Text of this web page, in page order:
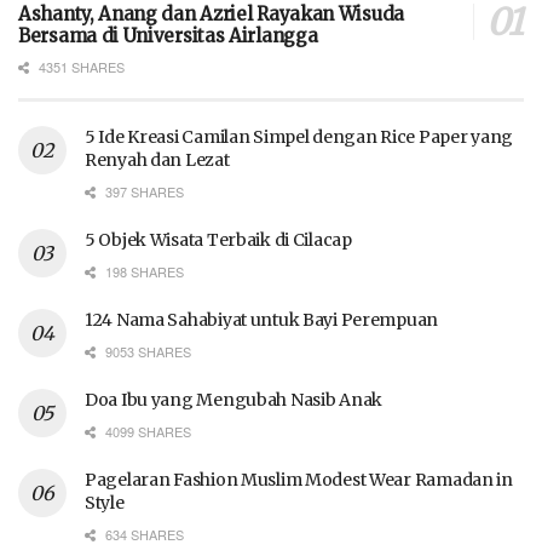
Ashanty, Anang dan Azriel Rayakan Wisuda
Bersama di Universitas Airlangga
4351 SHARES
5 Ide Kreasi Camilan Simpel dengan Rice Paper yang
Renyah dan Lezat
397 SHARES
5 Objek Wisata Terbaik di Cilacap
198 SHARES
124 Nama Sahabiyat untuk Bayi Perempuan
9053 SHARES
Doa Ibu yang Mengubah Nasib Anak
4099 SHARES
Pagelaran Fashion Muslim Modest Wear Ramadan in
Style
634 SHARES